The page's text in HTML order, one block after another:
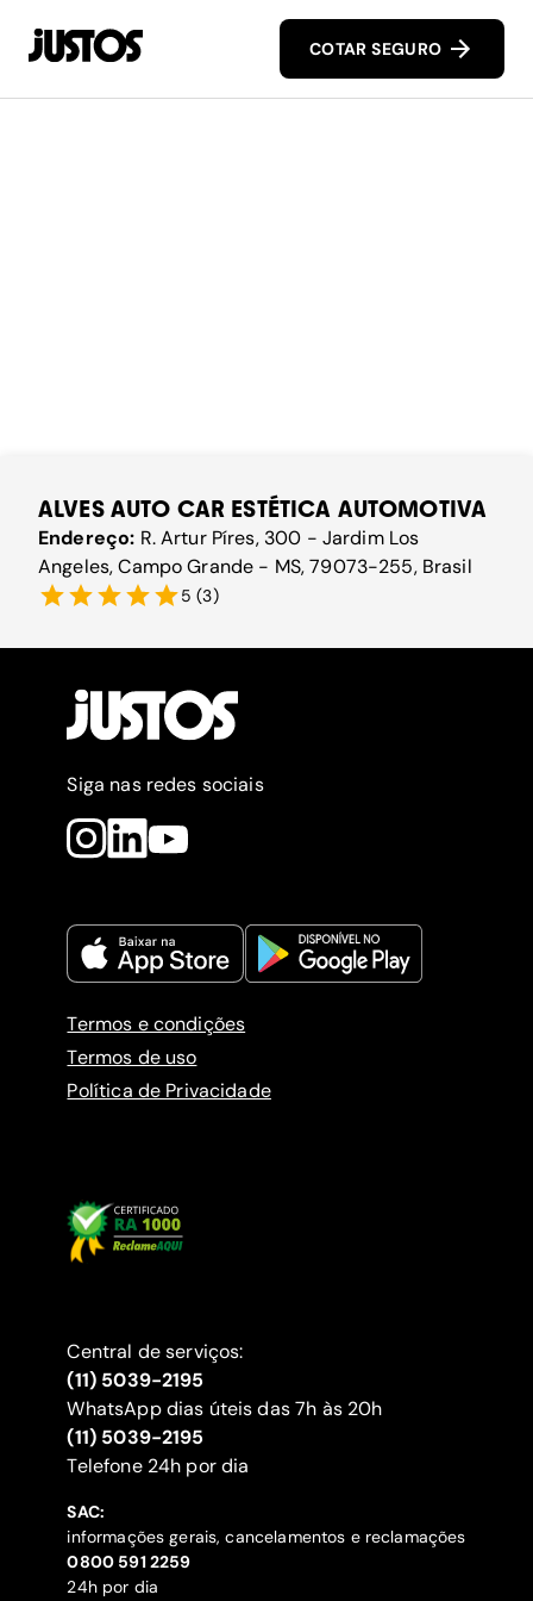
COTAR SEGURO
ALVES AUTO CAR ESTÉTICA AUTOMOTIVA
Endereço: R. Artur Píres, 300 - Jardim Los
Angeles, Campo Grande - MS, 79073-255, Brasil
5 (3)
Siga nas redes sociais
Termos e condições
Termos de uso
Política de Privacidade
Central de serviços:
(11) 5039-2195
WhatsApp dias úteis das 7h às 20h
(11) 5039-2195
‍Telefone 24h por dia
SAC:
informações gerais, cancelamentos e reclamações
‍0800 591 2259
24h por dia